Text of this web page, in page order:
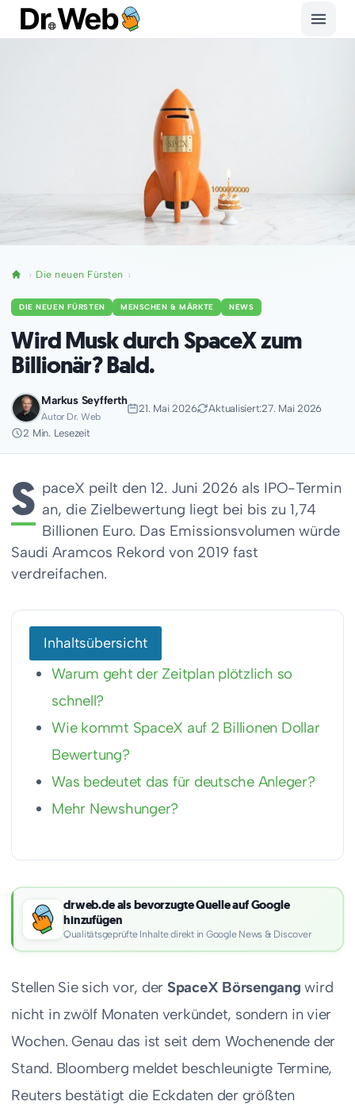
Die neuen Fürsten
DIE NEUEN FÜRSTEN MENSCHEN & MÄRKTE NEWS
Wird Musk durch SpaceX zum
Billionär? Bald.
Markus Seyfferth
Autor Dr. Web
21. Mai 2026 Aktualisiert:27. Mai 2026
2 Min. Lesezeit
S paceX peilt den 12. Juni 2026 als IPO-Termin
an, die Zielbewertung liegt bei bis zu 1,74
Billionen Euro. Das Emissionsvolumen würde
Saudi Aramcos Rekord von 2019 fast
verdreifachen.
Inhaltsübersicht
Warum geht der Zeitplan plötzlich so
schnell?
Wie kommt SpaceX auf 2 Billionen Dollar
Bewertung?
Was bedeutet das für deutsche Anleger?
Mehr Newshunger?
drweb.de als bevorzugte Quelle auf Google
hinzufügen
Qualitätsgeprüfte Inhalte direkt in Google News & Discover
Stellen Sie sich vor, der SpaceX Börsengang wird
nicht in zwölf Monaten verkündet, sondern in vier
Wochen. Genau das ist seit dem Wochenende der
Stand. Bloomberg meldet beschleunigte Termine,
Reuters bestätigt die Eckdaten der größten